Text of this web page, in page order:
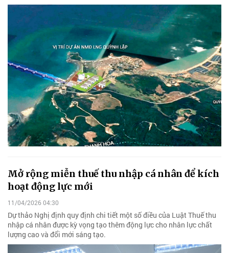
Mở rộng miễn thuế thu nhập cá nhân để kích
hoạt động lực mới
11/04/2026 04:30
Dự thảo Nghị định quy định chi tiết một số điều của Luật Thuế thu
nhập cá nhân được kỳ vọng tạo thêm động lực cho nhân lực chất
lượng cao và đổi mới sáng tạo.